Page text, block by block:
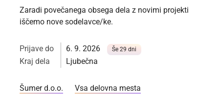
Zaradi povečanega obsega dela z novimi projekti
iščemo nove sodelavce/ke.
Prijave do 6. 9. 2026 Še 29 dni
Kraj dela Ljubečna
Šumer d.o.o. Vsa delovna mesta